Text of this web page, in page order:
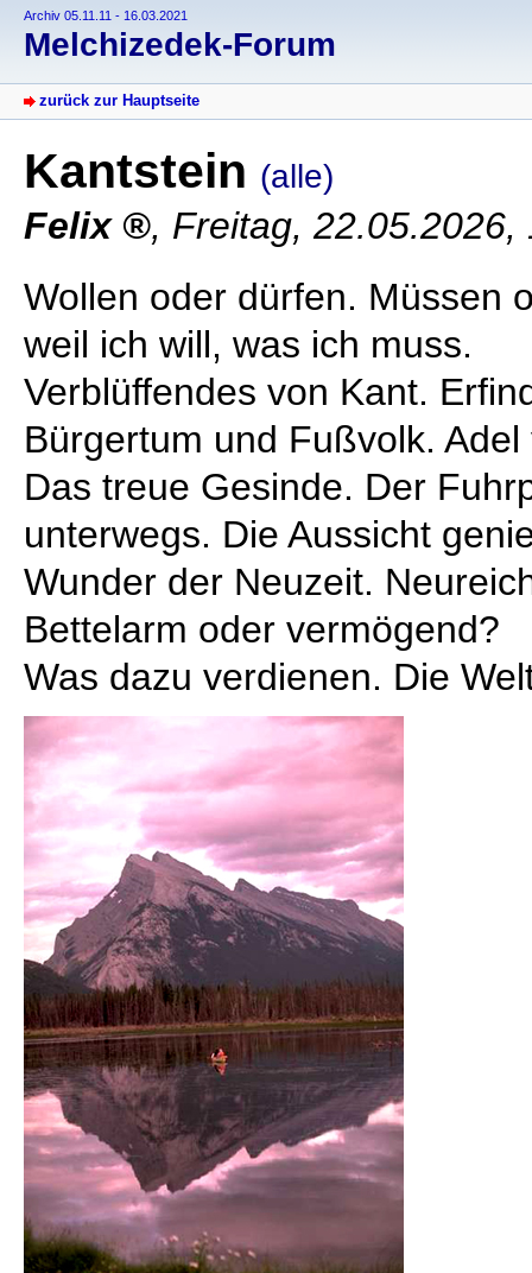
Archiv 05.11.11 - 16.03.2021
Melchizedek-Forum
zurück zur Hauptseite
Kantstein (alle)
Felix , Freitag,
Wollen oder dürfen. Müssen
weil ich will, was ich muss.
Verblüffendes von Kant.
Bürgertum und Fußvolk.
Das treue Gesinde. Der
unterwegs. Die Aussicht
Wunder der Neuzeit.
Bettelarm oder vermögend?
Was dazu verdienen. Die